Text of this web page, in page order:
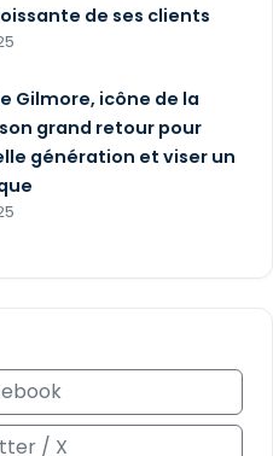
de ses clients
Gilmore, icône de la
grand retour pour
génération et viser un
/ X